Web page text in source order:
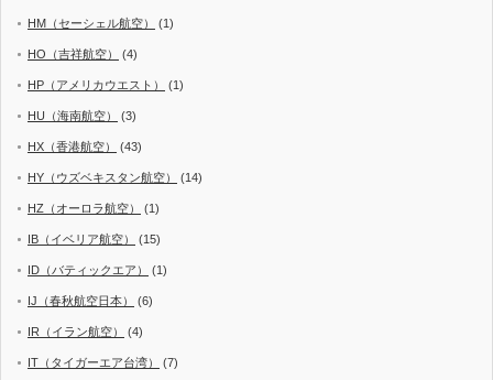
HM（セーシェル航空） (1)
HO（吉祥航空） (4)
HP（アメリカウエスト） (1)
HU（海南航空） (3)
HX（香港航空） (43)
HY（ウズベキスタン航空） (14)
HZ（オーロラ航空） (1)
IB（イベリア航空） (15)
ID（バティックエア） (1)
IJ（春秋航空日本） (6)
IR（イラン航空） (4)
IT（タイガーエア台湾） (7)